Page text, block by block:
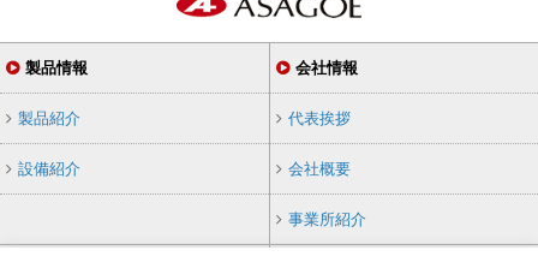
製品情報
製品紹介
設備紹介
会社情報
代表挨拶
会社概要
事業所紹介